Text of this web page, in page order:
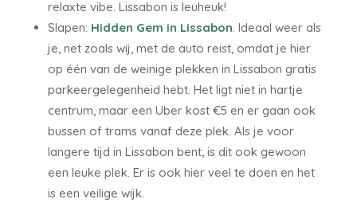
relaxte vibe. Lissabon is leuheuk!
Slapen: Hidden Gem in Lissabon. Ideaal weer als
je, net zoals wij, met de auto reist, omdat je hier
op één van de weinige plekken in Lissabon gratis
parkeergelegenheid hebt. Het ligt niet in hartje
centrum, maar een Uber kost €5 en er gaan ook
bussen of trams vanaf deze plek. Als je voor
langere tijd in Lissabon bent, is dit ook gewoon
een leuke plek. Er is ook hier veel te doen en het
is een veilige wijk.